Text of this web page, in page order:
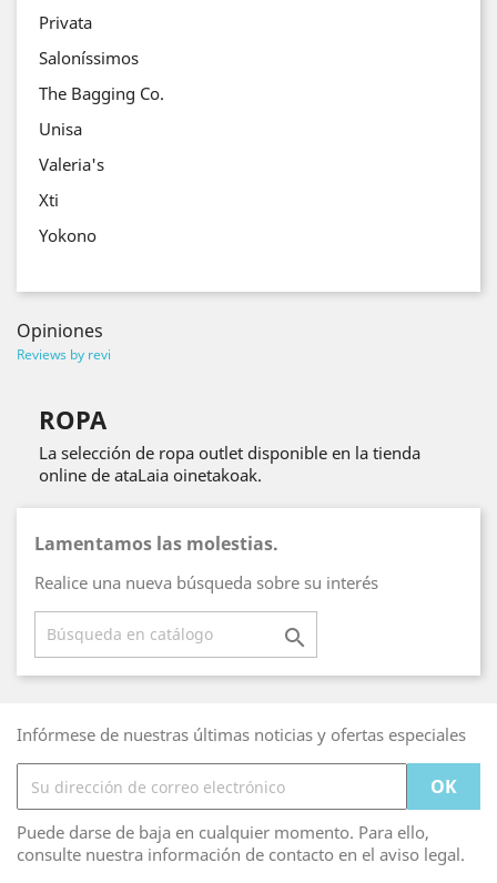
Privata
Saloníssimos
The Bagging Co.
Unisa
Valeria's
Xti
Yokono
Opiniones
Reviews by revi
ROPA
La selección de ropa outlet disponible en la tienda
online de ataLaia oinetakoak.
Lamentamos las molestias.
Realice una nueva búsqueda sobre su interés

Infórmese de nuestras últimas noticias y ofertas especiales
Puede darse de baja en cualquier momento. Para ello,
consulte nuestra información de contacto en el aviso legal.